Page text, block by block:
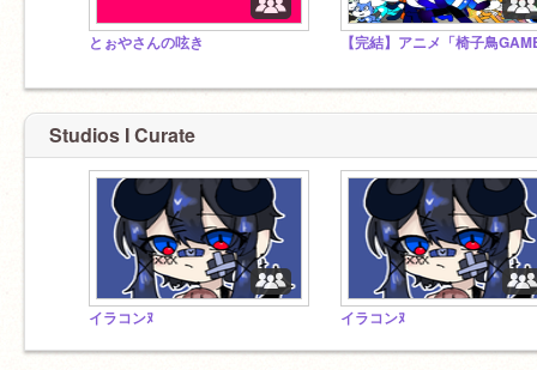
とぉやさんの呟き
Studios I Curate
イラコンﾇ イラコンﾇ